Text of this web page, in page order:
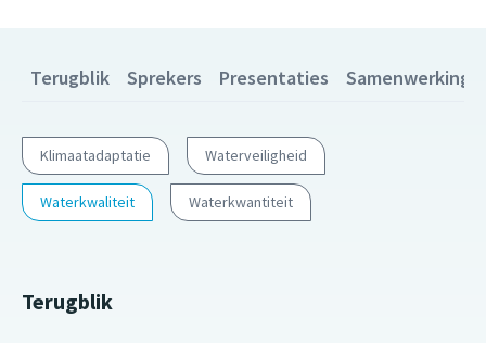
Terugblik Sprekers Presentaties
Klimaatadaptatie Waterveiligheid
Waterkwaliteit Waterkwantiteit
Terugblik